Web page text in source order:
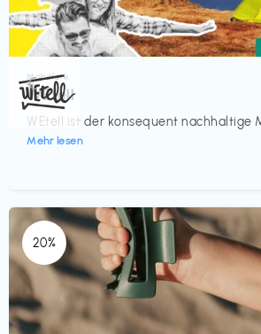
Mobilfunk
WEtell
WEtell ist der konsequent nachhaltige
Mehr lesen
€‎
20%